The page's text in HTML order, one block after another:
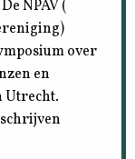
NPAV (
over
en
Utrecht.